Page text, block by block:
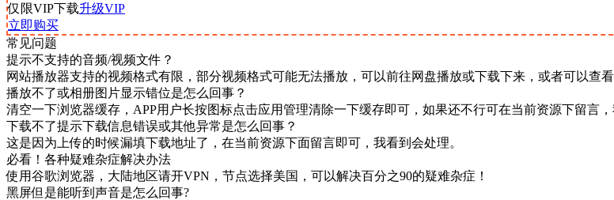
仅限VIP下载升级VIP
立即购买
常见问题
提示不支持的音频/视频文件？
网站播放器支持的视频格式有限，部分视频格式可能无法播放，可以前往网盘播放或下载下来，或者可以查
播放不了或相册图片显示错位是怎么回事？
清空一下浏览器缓存，APP用户长按图标点击应用管理清除一下缓存即可，如果还不行可在当前资源下留言，
下载不了提示下载信息错误或其他异常是怎么回事？
这是因为上传的时候漏填下载地址了，在当前资源下面留言即可，我看到会处理。
必看！各种疑难杂症解决办法
使用谷歌浏览器，大陆地区请开VPN，节点选择美国，可以解决百分之90的疑难杂症！
黑屏但是能听到声音是怎么回事?